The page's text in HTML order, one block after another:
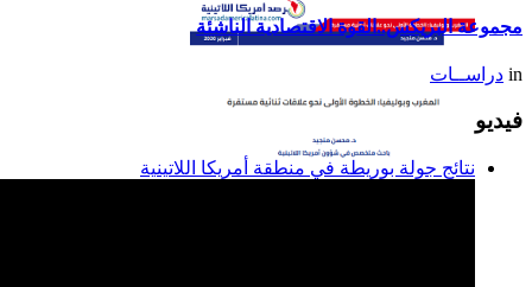
مجموعة البريكس..القوة الاقتصادية الناشئة
in دراســات
فيديو
نتائج جولة بوريطة في منطقة أمريكا اللاتينية